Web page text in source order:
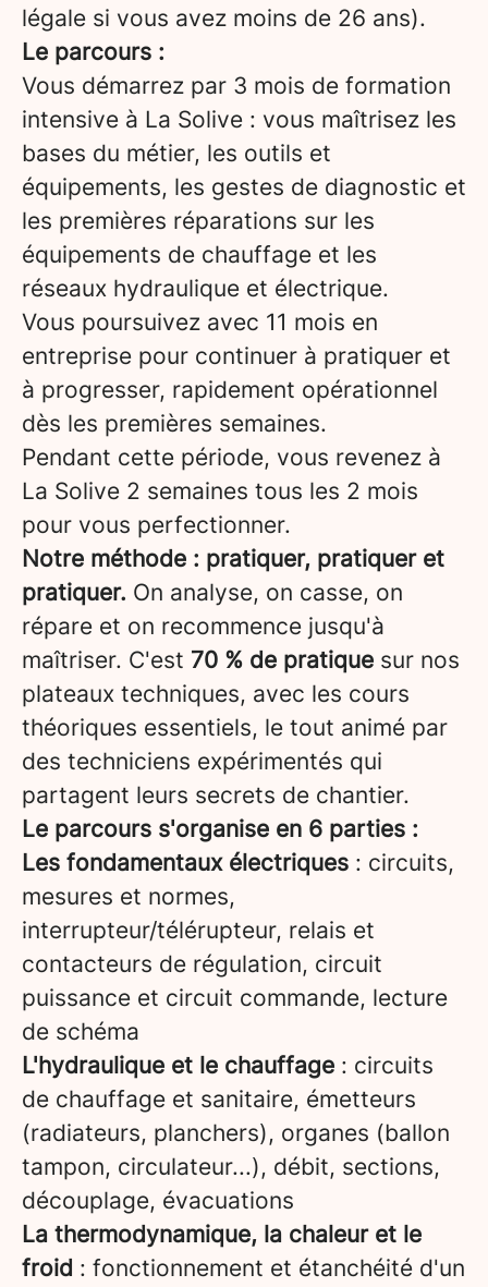
légale si vous avez moins de 26 ans).
Le parcours :
Vous démarrez par 3 mois de formation
intensive à La Solive : vous maîtrisez les
bases du métier, les outils et
équipements, les gestes de diagnostic et
les premières réparations sur les
équipements de chauffage et les
réseaux hydraulique et électrique.
Vous poursuivez avec 11 mois en
entreprise pour continuer à pratiquer et
à progresser, rapidement opérationnel
dès les premières semaines.
Pendant cette période, vous revenez à
La Solive 2 semaines tous les 2 mois
pour vous perfectionner.
Notre méthode : pratiquer, pratiquer et
pratiquer. On analyse, on casse, on
répare et on recommence jusqu'à
maîtriser. C'est 70 % de pratique sur nos
plateaux techniques, avec les cours
théoriques essentiels, le tout animé par
des techniciens expérimentés qui
partagent leurs secrets de chantier.
Le parcours s'organise en 6 parties :
Les fondamentaux électriques : circuits,
mesures et normes,
interrupteur/télérupteur, relais et
contacteurs de régulation, circuit
puissance et circuit commande, lecture
de schéma
L'hydraulique et le chauffage : circuits
de chauffage et sanitaire, émetteurs
(radiateurs, planchers), organes (ballon
tampon, circulateur...), débit, sections,
découplage, évacuations
La thermodynamique, la chaleur et le
froid : fonctionnement et étanchéité d'un